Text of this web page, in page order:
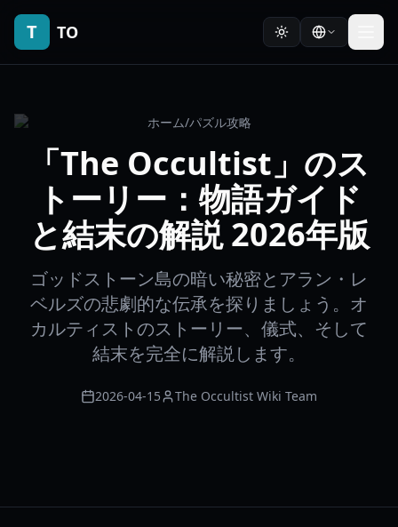
T TO
ホーム/パズル攻略
「The Occultist」のス
トーリー：物語ガイド
と結末の解説 2026年版
ゴッドストーン島の暗い秘密とアラン・レ
ベルズの悲劇的な伝承を探りましょう。オ
カルティストのストーリー、儀式、そして
結末を完全に解説します。
2026-04-15 The Occultist Wiki Team